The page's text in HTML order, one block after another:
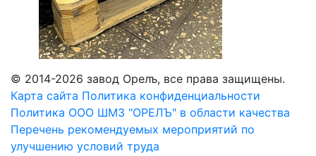
© 2014-2026 завод Орелъ, все права защищены.
Карта сайта Политика конфиденциальности
Политика ООО ШМЗ "ОРЕЛЪ" в области качества
Перечень рекомендуемых мероприятий по
улучшению условий труда